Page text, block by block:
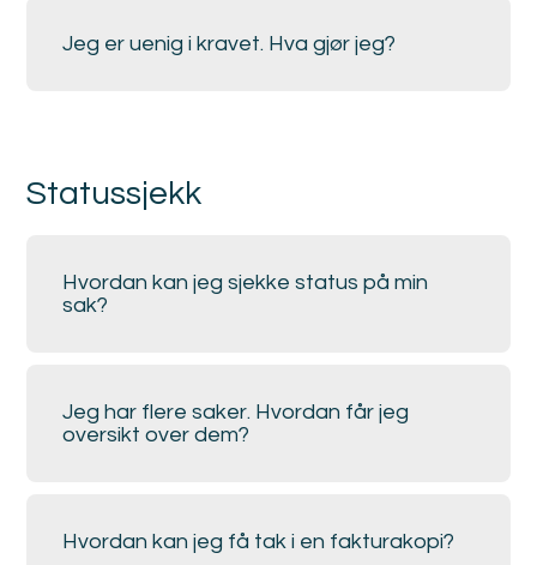
Jeg er uenig i kravet. Hva gjør jeg?
Statussjekk
Hvordan kan jeg sjekke status på min
sak?
Jeg har flere saker. Hvordan får jeg
oversikt over dem?
Hvordan kan jeg få tak i en fakturakopi?